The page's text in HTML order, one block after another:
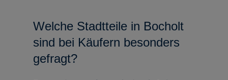
Welche Stadtteile in Bocholt
sind bei Käufern besonders
gefragt?